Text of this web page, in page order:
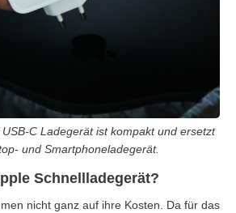
C Ladegerät ist kompakt und ersetzt
und Smartphoneladegerät.
Schnellladegerät?
nicht ganz auf ihre Kosten. Da für das